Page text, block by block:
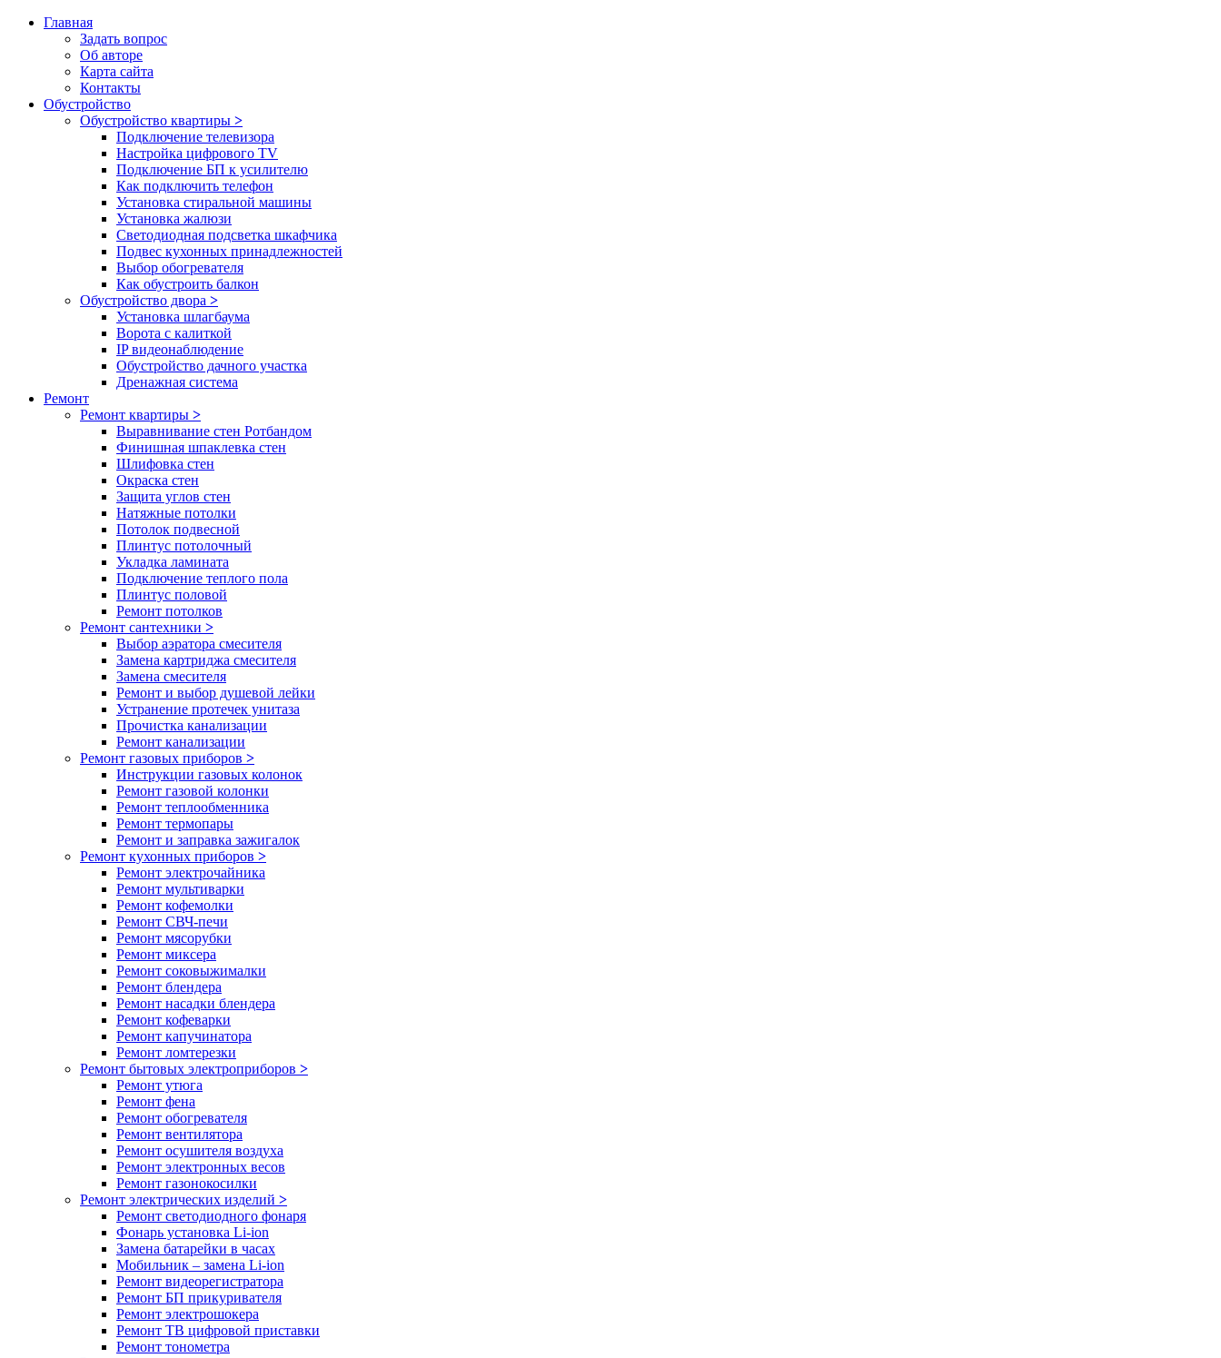
Главная
Задать вопрос
Об авторе
Карта сайта
Контакты
Обустройство
Обустройство квартиры >
Подключение телевизора
Настройка цифрового TV
Подключение БП к усилителю
Как подключить телефон
Установка стиральной машины
Установка жалюзи
Светодиодная подсветка шкафчика
Подвес кухонных принадлежностей
Выбор обогревателя
Как обустроить балкон
Обустройство двора >
Установка шлагбаума
Ворота с калиткой
IP видеонаблюдение
Обустройство дачного участка
Дренажная система
Ремонт
Ремонт квартиры >
Выравнивание стен Ротбандом
Финишная шпаклевка стен
Шлифовка стен
Окраска стен
Защита углов стен
Натяжные потолки
Потолок подвесной
Плинтус потолочный
Укладка ламината
Подключение теплого пола
Плинтус половой
Ремонт потолков
Ремонт сантехники >
Выбор аэратора смесителя
Замена картриджа смесителя
Замена смесителя
Ремонт и выбор душевой лейки
Устранение протечек унитаза
Прочистка канализации
Ремонт канализации
Ремонт газовых приборов >
Инструкции газовых колонок
Ремонт газовой колонки
Ремонт теплообменника
Ремонт термопары
Ремонт и заправка зажигалок
Ремонт кухонных приборов >
Ремонт электрочайника
Ремонт мультиварки
Ремонт кофемолки
Ремонт СВЧ-печи
Ремонт мясорубки
Ремонт миксера
Ремонт соковыжималки
Ремонт блендера
Ремонт насадки блендера
Ремонт кофеварки
Ремонт капучинатора
Ремонт ломтерезки
Ремонт бытовых электроприборов >
Ремонт утюга
Ремонт фена
Ремонт обогревателя
Ремонт вентилятора
Ремонт осушителя воздуха
Ремонт электронных весов
Ремонт газонокосилки
Ремонт электрических изделий >
Ремонт светодиодного фонаря
Фонарь установка Li-ion
Замена батарейки в часах
Мобильник – замена Li-ion
Ремонт видеорегистратора
Ремонт БП прикуривателя
Ремонт электрошокера
Ремонт ТВ цифровой приставки
Ремонт тонометра